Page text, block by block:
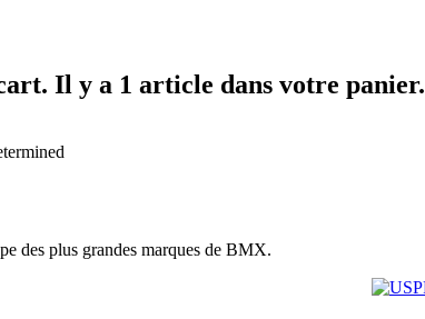
Il y a 1 article dans votre panier.
des plus grandes marques de BMX.